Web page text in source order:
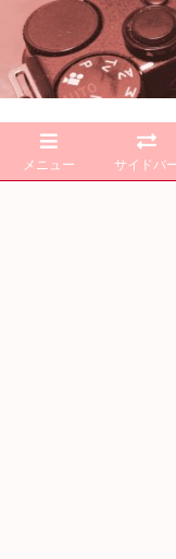
メニュー サイドバ